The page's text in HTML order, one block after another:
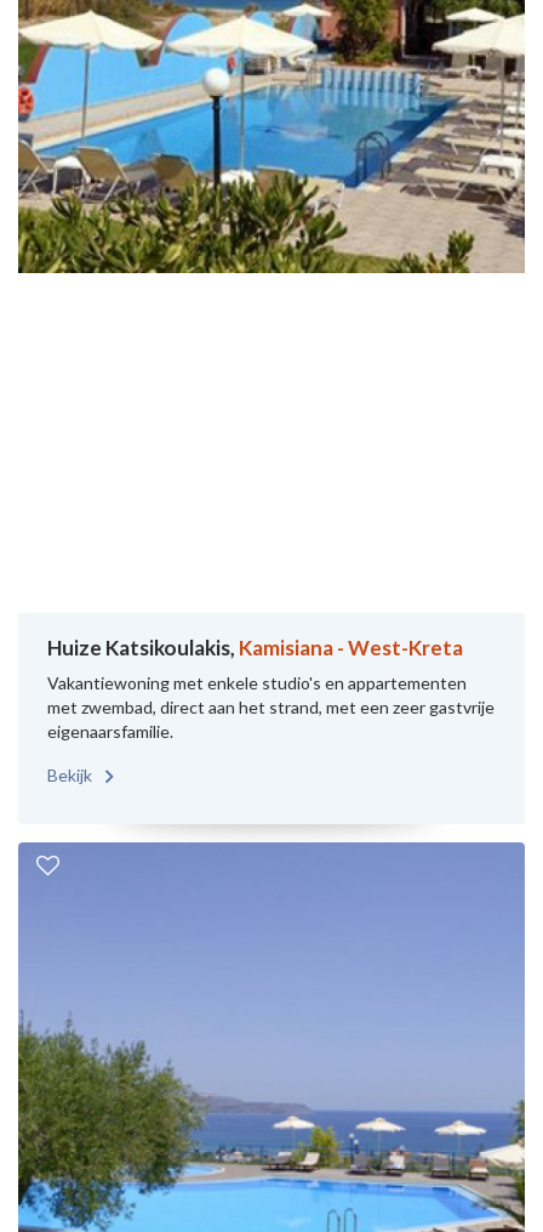
Huize Katsikoulakis, Kamisiana - West-Kreta
Vakantiewoning met enkele studio's en appartementen
met zwembad, direct aan het strand, met een zeer gastvrije
eigenaarsfamilie.
Bekijk